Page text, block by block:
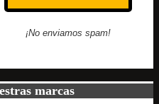
¡No enviamos spam!
marcas